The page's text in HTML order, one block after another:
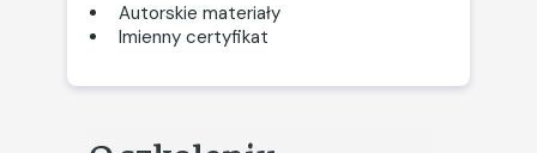
Autorskie materiały
Imienny certyfikat